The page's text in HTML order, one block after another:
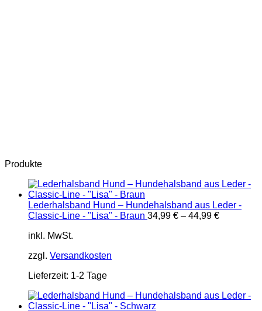
Produkte
Lederhalsband Hund – Hundehalsband aus Leder -
Classic-Line - "Lisa" - Braun 34,99 € – 44,99 €
inkl. MwSt.
zzgl. Versandkosten
Lieferzeit: 1-2 Tage